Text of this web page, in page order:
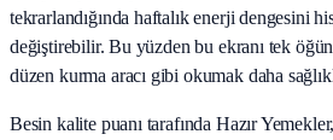
tekrarlandığında haftalık enerji dengesini
değiştirebilir. Bu yüzden bu ekranı tek
düzen kurma aracı gibi okumak daha
Besin kalite puanı tarafında Hazır